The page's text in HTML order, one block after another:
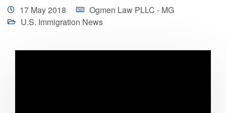
17 May 2018
Ogmen Law PLLC - MG
U.S. Immigration News